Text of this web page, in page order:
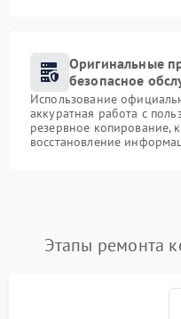
Оригинальные
безопасное
Использование
аккуратная работа с
резервное копирование,
восстановление
Этапы ремонта